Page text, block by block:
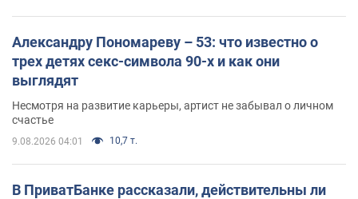
Александру Пономареву – 53: что известно о
трех детях секс-символа 90-х и как они
выглядят
Несмотря на развитие карьеры, артист не забывал о личном
счастье
9.08.2026 04:01 10,7 т.
В ПриватБанке рассказали, действительны ли